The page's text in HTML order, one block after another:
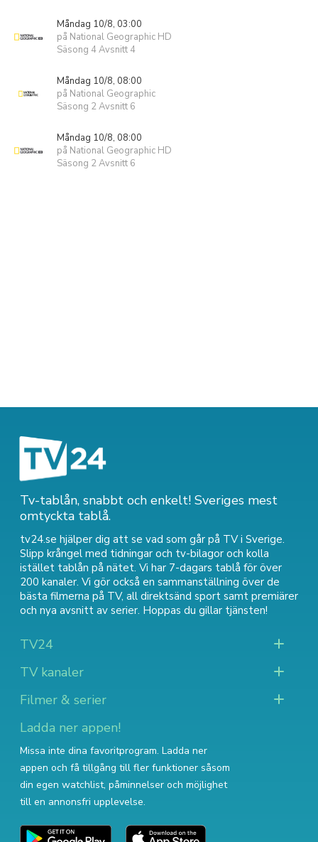
Måndag 10/8, 03:00
på National Geographic HD
Säsong 4 Avsnitt 4
Måndag 10/8, 08:00
på National Geographic
Säsong 2 Avsnitt 6
Måndag 10/8, 08:00
på National Geographic HD
Säsong 2 Avsnitt 6
Tv-tablån, snabbt och enkelt! Sveriges mest
omtyckta tablå.
tv24.se hjälper dig att se vad som går på TV i Sverige.
Slipp krångel med tidningar och tv-bilagor och kolla
istället tablån på nätet. Vi har 7-dagars tablå för över
200 kanaler. Vi gör också en sammanställning över de
bästa filmerna på TV, all direktsänd sport samt premiärer
och nya avsnitt av serier. Hoppas du gillar tjänsten!
TV24
TV kanaler
Filmer & serier
Ladda ner appen!
Missa inte dina favoritprogram. Ladda ner
appen och få tillgång till fler funktioner såsom
din egen watchlist, påminnelser och möjlighet
till en annonsfri upplevelse.